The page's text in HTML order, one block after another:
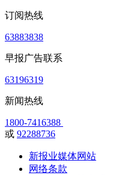
订阅热线
63883838
早报广告联系
63196319
新闻热线
1800-7416388
或 92288736
新报业媒体网站
网络条款